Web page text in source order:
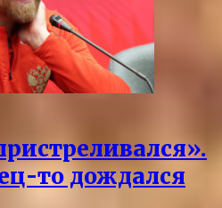
то дождался